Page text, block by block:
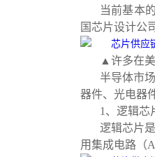
当前基本
国芯片设计公
▲许多在
半导体市
器件、光电器
1、逻辑芯
逻辑芯片
用集成电路（